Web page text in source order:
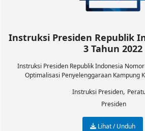
Instruksi Presiden Republik
3 Tahun 2022
Instruksi Presiden Republik Indonesia
Optimalisasi Penyelenggaraan Kampung
Instruksi Presiden,
Presiden
Lihat / Unduh